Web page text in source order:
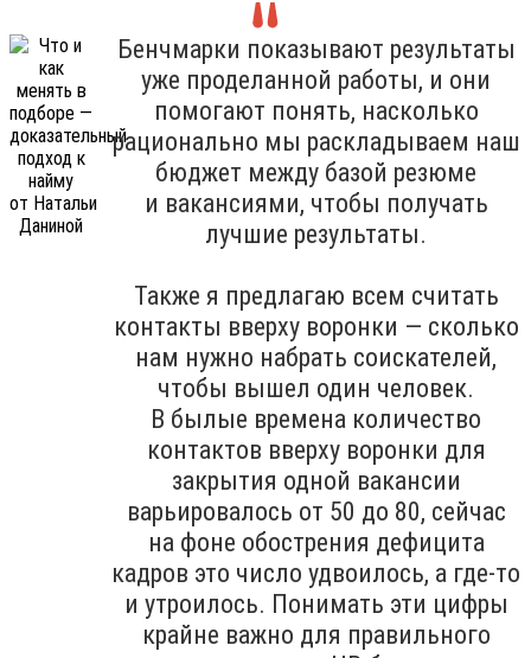
Бенчмарки показывают результаты
уже проделанной работы, и они
помогают понять, насколько
рационально мы раскладываем наш
бюджет между базой резюме
и вакансиями, чтобы получать
лучшие результаты.
Также я предлагаю всем считать
контакты вверху воронки — сколько
нам нужно набрать соискателей,
чтобы вышел один человек.
В былые времена количество
контактов вверху воронки для
закрытия одной вакансии
варьировалось от 50 до 80, сейчас
на фоне обострения дефицита
кадров это число удвоилось, а где-то
и утроилось. Понимать эти цифры
крайне важно для правильного